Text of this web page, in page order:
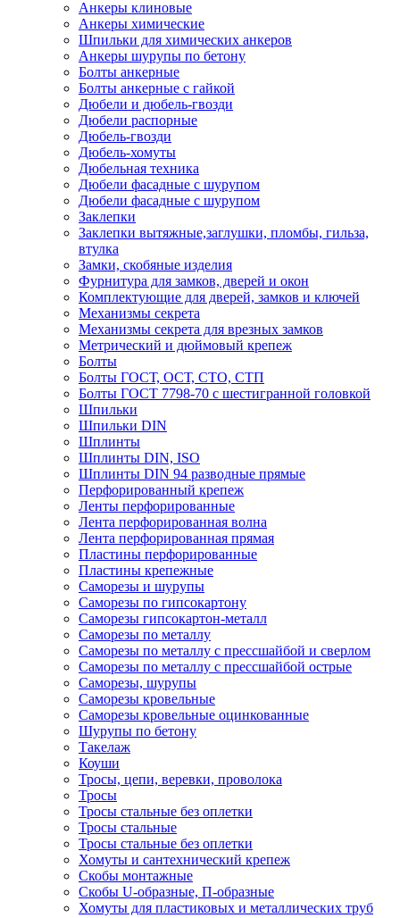
Анкеры клиновые
Анкеры химические
Шпильки для химических анкеров
Анкеры шурупы по бетону
Болты анкерные
Болты анкерные с гайкой
Дюбели и дюбель-гвозди
Дюбели распорные
Дюбель-гвозди
Дюбель-хомуты
Дюбельная техника
Дюбели фасадные с шурупом
Дюбели фасадные с шурупом
Заклепки
Заклепки вытяжные,заглушки, пломбы, гильза,
втулка
Замки, скобяные изделия
Фурнитура для замков, дверей и окон
Комплектующие для дверей, замков и ключей
Механизмы секрета
Механизмы секрета для врезных замков
Метрический и дюймовый крепеж
Болты
Болты ГОСТ, ОСТ, СТО, СТП
Болты ГОСТ 7798-70 с шестигранной головкой
Шпильки
Шпильки DIN
Шплинты
Шплинты DIN, ISO
Шплинты DIN 94 разводные прямые
Перфорированный крепеж
Ленты перфорированные
Лента перфорированная волна
Лента перфорированная прямая
Пластины перфорированные
Пластины крепежные
Саморезы и шурупы
Саморезы по гипсокартону
Саморезы гипсокартон-металл
Саморезы по металлу
Саморезы по металлу с прессшайбой и сверлом
Саморезы по металлу с прессшайбой острые
Саморезы, шурупы
Саморезы кровельные
Саморезы кровельные оцинкованные
Шурупы по бетону
Такелаж
Коуши
Тросы, цепи, веревки, проволока
Тросы
Тросы стальные без оплетки
Тросы стальные
Тросы стальные без оплетки
Хомуты и сантехнический крепеж
Скобы монтажные
Скобы U-образные, П-образные
Хомуты для пластиковых и металлических труб